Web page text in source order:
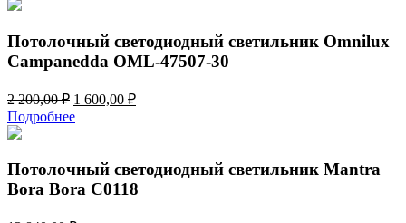
Потолочный светодиодный светильник Omnilux
Campanedda OML-47507-30
2 200,00₽ Первоначальная
цена
составляла
200,00 ₽.
1 600,00 ₽Текущая
Подробнее
Потолочный светодиодный светильник Mantra
Bora Bora C0118